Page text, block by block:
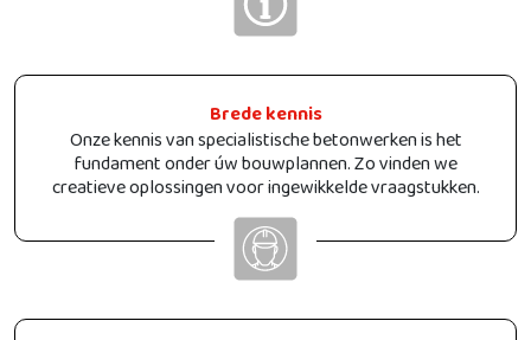
Brede kennis
Onze kennis van specialistische betonwerken is het
fundament onder úw bouwplannen. Zo vinden we
creatieve oplossingen voor ingewikkelde vraagstukken.